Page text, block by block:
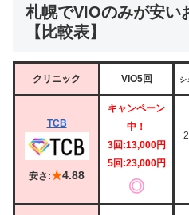
札幌でVIOのみが安い
【比較表】
クリニック VIO5回 シ
TCB
安さ:★4.88
キャンペーン
中！
3回:13,000円
5回:23,000円
◎